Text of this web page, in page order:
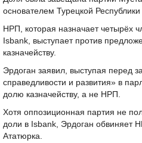
основателем Турецкой
НРП, которая назначает четырёх
Isbank, выступает против
казначейству.
Эрдоган заявил, выступая перед
справедливости и развития» в
долю казначейству, а не НРП.
Хотя оппозиционная партия не
доли в Isbank, Эрдоган обвиняет
Ататюрка.